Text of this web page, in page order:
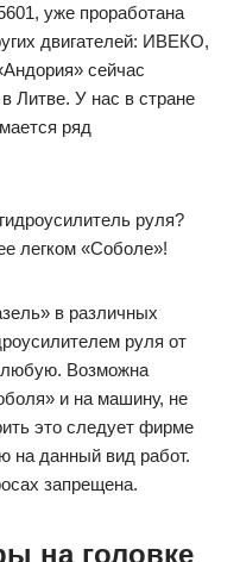
уже проработана
двигателей: ИВЕКО,
сейчас
Литве. У нас в стране
ряд
руля?
легком «Соболе»!
в различных
руля от
Возможна
и на машину, не
это следует фирме
на данный вид работ.
запрещена.
на головке